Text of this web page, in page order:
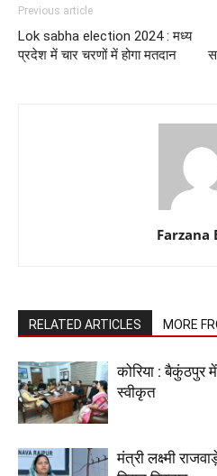
Previous article
Lok sabha election 2024 : मध्य
प्रदेश में चार चरणों में होगा मतदान
Farzana
RELATED ARTICLES MORE
कोरिया : बैकुंठपुर
स्वीकृत
मंत्री लक्ष्मी